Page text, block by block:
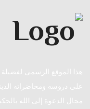
هذا الموقع الرسمي
على دروسه ومحاضراته
مجال الدعوة إلى الله